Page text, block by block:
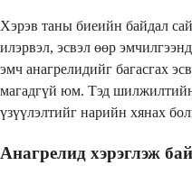
Хэрэв таны биеийн байдал
илэрвэл, эсвэл өөр
эмч анагрелидийг багасгах
магадгүй юм. Тэд
үзүүлэлтийг нарийн хянах
Анагрелид хэрэглэж